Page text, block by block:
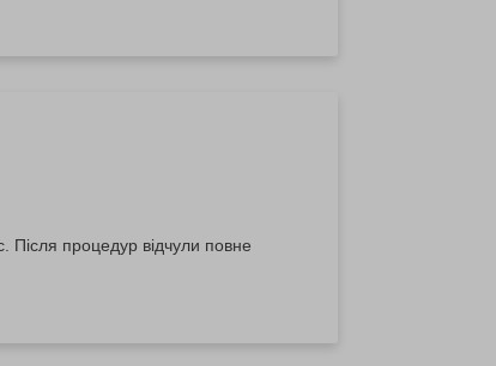
Після процедур відчули повне